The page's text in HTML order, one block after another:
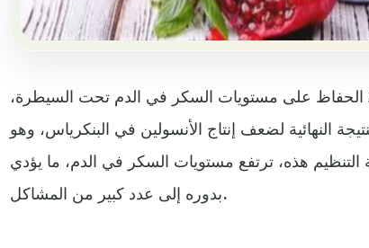
تتضمن إدارة مرض السكري النوع 2 الحفاظ على مستويات السكر في الدم تحت السيطرة،
السكري النوع 2 بأنه النتيجة النهائية لضعف إنتاج الأنسولين في البنكرياس، وهو
هذه، ترتفع مستويات السكر في الدم، ما يؤدي
بدوره إلى عدد كبير من المشاكل.